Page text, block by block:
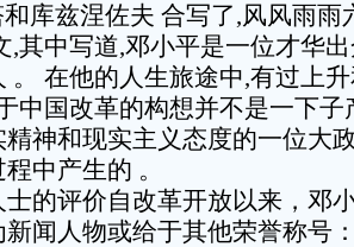
和库兹涅佐夫 合写了,风风雨
,其中写道,邓小平是一位才华
。 在他的人生旅途中,有过上
中国改革的构想并不是一下子
神和现实主义态度的一位大
中产生的 。
士的评价自改革开放以来，邓
闻人物或给于其他荣誉称号